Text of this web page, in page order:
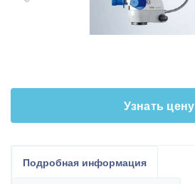
Узнать цену
Подробная информация